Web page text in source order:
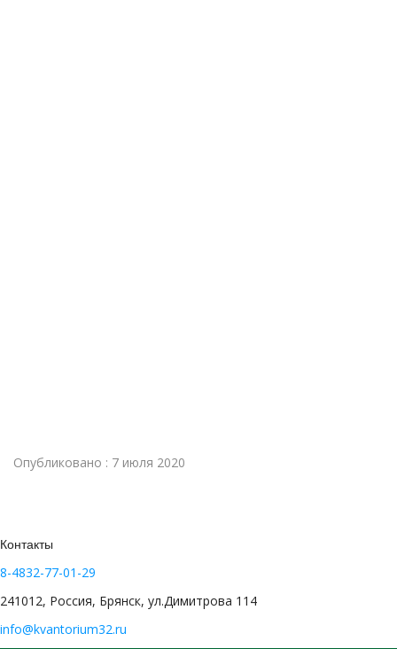
Опубликовано : 7 июля 2020
Контакты
8-4832-77-01-29
241012, Россия, Брянск, ул.Димитрова 114
info@kvantorium32.ru